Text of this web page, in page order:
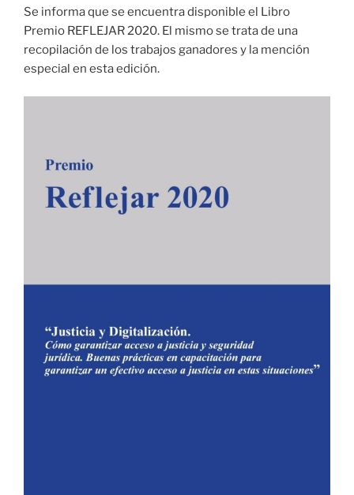
Se informa que se encuentra disponible el Libro
Premio REFLEJAR 2020. El mismo se trata de una
recopilación de los trabajos ganadores y la mención
especial en esta edición.